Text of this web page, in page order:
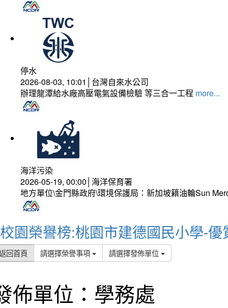
停水
2026-08-03, 10:01│台灣自來水公司
辦理龍潭給水廠高壓電氣設備檢驗 等三合一工程 more...
海洋污染
2026-05-19, 00:00│海洋保育署
地方單位\金門縣政府\環境保護局：新加坡籍油輪Sun
校園榮譽榜:桃園市建德國民小學-優
回首頁 請選擇榮譽事項 請選擇發佈單位
佈單位：學務處